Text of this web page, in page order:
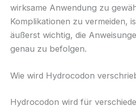
wirksame Anwendung zu
Komplikationen zu vermeiden,
äußerst wichtig, die
genau zu befolgen.
Wie wird Hydrocodon
Hydrocodon wird für